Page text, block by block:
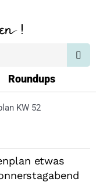
Roundups
KW 52
etwas